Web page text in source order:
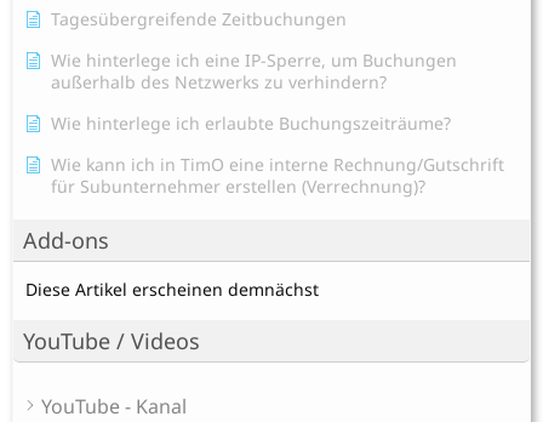
Tagesübergreifende Zeitbuchungen
Wie hinterlege ich eine IP-Sperre, um Buchungen
außerhalb des Netzwerks zu verhindern?
Wie hinterlege ich erlaubte Buchungszeiträume?
Wie kann ich in TimO eine interne Rechnung/Gutschrift
für Subunternehmer erstellen (Verrechnung)?
Add-ons
Diese Artikel erscheinen demnächst
YouTube / Videos
YouTube - Kanal